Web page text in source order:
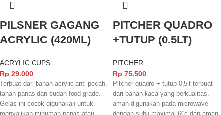
PILSNER GAGANG
ACRYLIC (420ML)
ACRYLIC CUPS
Rp 29.000
Terbuat dari bahan acrylic anti pecah,
tahan panas dan sudah food grade.
Gelas ini cocok digunakan untuk
PITCHER QUADRO
+TUTUP (0.5LT)
PITCHER
Rp 75.500
Pitcher quadro + tutup 0,5lt terbuat
dari bahan kaca yang berkualitas,
aman digunakan pada microwave